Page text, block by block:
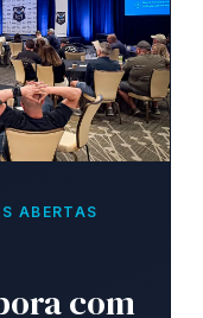
ABERTAS
com